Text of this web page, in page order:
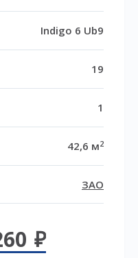
Indigo 6 Ub9
19
1
42,6 м2
ЗАО